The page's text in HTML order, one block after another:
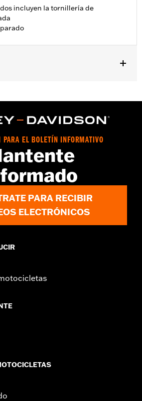
incluyen la tornillería de
warranty – Go towww.h-
details
PARA EL BOLETÍN INFORMATIVO
PARA RECIBIR
ELECTRÓNICOS